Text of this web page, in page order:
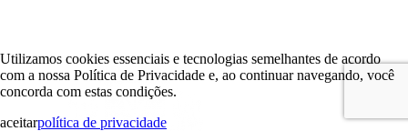
Utilizamos cookies essenciais e tecnologias semelhantes de acordo
com a nossa Política de Privacidade e, ao continuar navegando, você
concorda com estas condições.
aceitarpolítica de privacidade